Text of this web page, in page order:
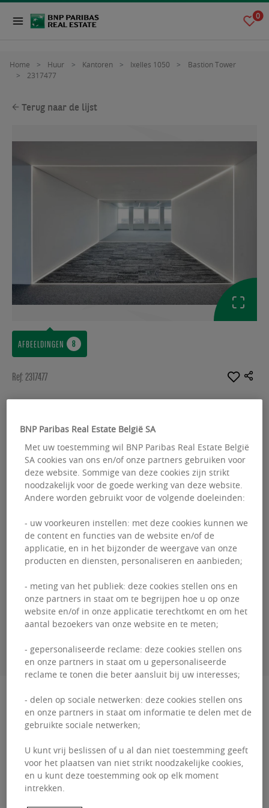
0
Home Huur Kantoren Ixelles 1050
Bastion Tower
2317477
Terug naar de lijst
AFBEELDINGEN
Ref: 2317477
Bastion Tower
Rue du Champ de Mars 5 - 1050 Ixelles
Beschikbare oppervlakte :
1755.00 m²
From : 458.00 m²
BertrandCOTARD
+32460 95 06 00
Beschrijving
Bastion Tower is een kantoorgebouw gelegen in
het hart van Brussel, met directe toegang tot de
belangrijkste snelwegen. Bastion Tower, een
kantoorgeb...
BNP Paribas Real Estate België SA
Met uw toestemming wil BNP Paribas Real Estate België
SA cookies van ons en/of onze partners gebruiken voor
deze website. Sommige van deze cookies zijn strikt
noodzakelijk voor de goede werking van deze website.
Andere worden gebruikt voor de volgende doeleinden:
- uw voorkeuren instellen: met deze cookies kunnen we
de content en functies van de website en/of de
applicatie, en in het bijzonder de weergave van onze
producten en diensten, personaliseren en aanbieden;
- meting van het publiek: deze cookies stellen ons en
onze partners in staat om te begrijpen hoe u op onze
website en/of in onze applicatie terechtkomt en om het
aantal bezoekers van onze website en te meten;
- gepersonaliseerde reclame: deze cookies stellen ons
en onze partners in staat om u gepersonaliseerde
reclame te tonen die beter aansluit bij uw interesses;
- delen op sociale netwerken: deze cookies stellen ons
en onze partners in staat om informatie te delen met de
gebruikte sociale netwerken;
U kunt vrij beslissen of u al dan niet toestemming geeft
voor het plaatsen van niet strikt noodzakelijke cookies,
en u kunt deze toestemming ook op elk moment
intrekken.